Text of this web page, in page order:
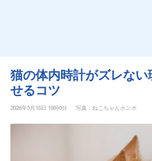
猫の体内時計がズレな
せるコツ
2026年5月16日 16時0分
写真：ねこちゃんホンポ